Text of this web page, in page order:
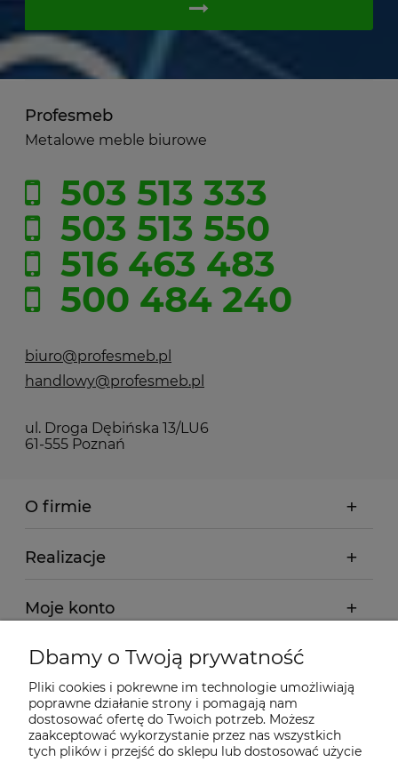
Profesmeb
Metalowe meble biurowe
503 513 333
503 513 550
516 463 483
500 484 240
biuro@profesmeb.pl
handlowy@profesmeb.pl
ul. Droga Dębińska 13/LU6
61-555 Poznań
O firmie
Realizacje
Moje konto
Regulamin
Dostawa - realizacja
Dbamy o Twoją prywatność
Pliki cookies i pokrewne im technologie umożliwiają
poprawne działanie strony i pomagają nam
dostosować ofertę do Twoich potrzeb. Możesz
zaakceptować wykorzystanie przez nas wszystkich
tych plików i przejść do sklepu lub dostosować użycie